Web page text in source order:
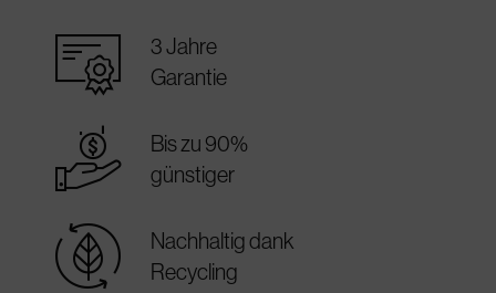
warranty_certificate
3 Jahre
Garantie
best_price
Bis zu 90%
günstiger
sustainable
Nachhaltig dank
Recycling